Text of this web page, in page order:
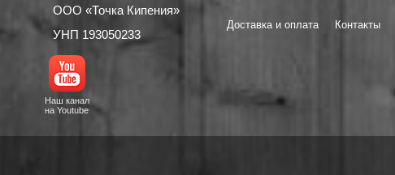
ООО «Точка Кипения»
УНП 193050233
Наш канал
на Youtube
Доставка и оплата Контакты